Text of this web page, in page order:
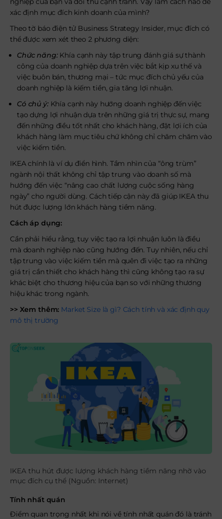
xác định mục đích kinh doanh của mình?
Theo tờ báo điện tử Business Strategy Insider, mục đích có
thể được xem xét theo 2 phương diện:
Chức năng:Khía cạnh này tập trung đánh giá sự thành
công của doanh nghiệp dựa trên việc bắt kịp xu thế và
việc buôn bán, thương mại – tức mục đích chủ yếu của
doanh nghiệp là kiếm tiền, gia tăng lợi nhuận.
Có chủ ý:Khía cạnh này hướng doanh nghiệp đến việc
tạo dựng lợi nhuận dựa trên những giá trị thực sự, mang
đến những điều tốt nhất cho khách hàng, đặt lợi ích của
khách hàng làm mục tiêu chứ không chỉ chăm chăm vào
việc kiếm tiền.
IKEA chính là ví dụ điển hình. Tầm nhìn của “ông trùm”
ngành nội thất không chỉ tập trung vào doanh số mà
hướng đến việc “nâng cao chất lượng cuộc sống hàng
ngày” cho người dùng. Cách tiếp cận này đã giúp IKEA thu
hút được lượng lớn khách hàng tiềm năng.
Cách áp dụng:
Cần phải hiểu rằng, tuy việc tạo ra lợi nhuận luôn là điều
mà doanh nghiệp nào cũng hướng đến. Tuy nhiên, nếu chỉ
tập trung vào việc kiếm tiền mà quên đi việc tạo ra những
giá trị cần thiết cho khách hàng thì cũng không tạo ra sự
khác biệt cho thương hiệu của bạn so với những thương
hiệu khác trong ngành.
>> Xem thêm: Market Size là gì? Cách tính và xác định quy
mô thị trường
IKEA thu hút được lượng khách hàng tiềm năng nhờ vào
mục đích cụ thể (Nguồn: Internet)
Tính nhất quán
Điểm quan trọng nhất khi nói về tính nhất quán đó là tránh